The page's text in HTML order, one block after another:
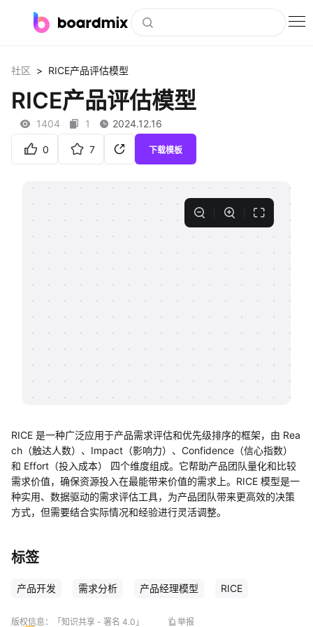
社区资源
下载
客户案例
帮助中心
社区 > RICE产品评估模型
RICE产品评估模型
1404 1 2024.12.16
0 7 下载模板
RICE 是一种广泛应用于产品需求评估和优先级排序的框架，由 Rea
ch（触达人数）、Impact（影响力）、Confidence（信心指数）
和 Effort（投入成本） 四个维度组成。它帮助产品团队量化和比较
需求价值，确保资源投入在最能带来价值的需求上。RICE 模型是一
种实用、数据驱动的需求评估工具，为产品团队带来更高效的决策
方式，但需要结合实际情况和经验进行灵活调整。
标签
产品开发 需求分析 产品经理模型 RICE
版权信息： 「知识共享 - 署名 4.0」 举报